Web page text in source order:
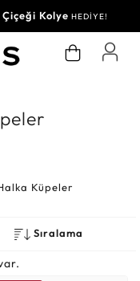
Kolye HEDİYE!
BileklikHEDİYE!
Küpeler
Sıralama